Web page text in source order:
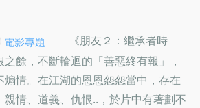
電影專題
《朋友２：繼承者時
餘，不斷輪迴的「善惡終有報」，
情。在江湖的恩恩怨怨當中，存在
情、道義、仇恨..，於片中有著劃不